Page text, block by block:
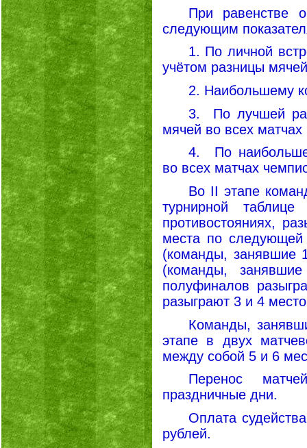
При равенстве
следующим
1. По личной
учётом разницы
2. Наибольшему
3. По лучшей
мячей во всех
4. По
во всех матчах
Во II этапе
турнирной
противостояниях,
места по
(команды, занявшие
(команды,
полуфиналов
разыграют 3 и 4
Команды,
этапе в двух
между собой 5 и 6
Перенос
праздничные дни.
Оплата
рублей.